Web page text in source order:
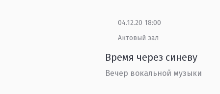
04.12.20 18:00
Актовый зал
Время через синеву
Вечер вокальной музыки